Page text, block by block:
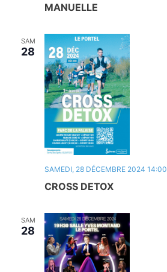
MANUELLE
SAM
28
CROSS DETOX
SAMEDI, 28 DÉCEMBRE 2024 14:00
SAM
28